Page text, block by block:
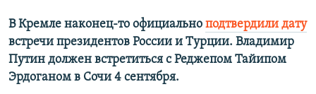
В Кремле наконец-то официально подтвердили дату
встречи президентов России и Турции. Владимир
Путин должен встретиться с Реджепом Тайипом
Эрдоганом в Сочи 4 сентября.